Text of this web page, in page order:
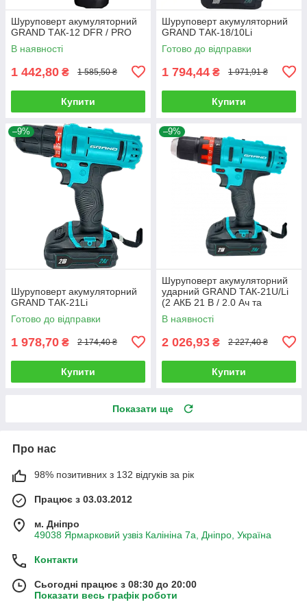
Шуруповерт акумуляторний
GRAND ТАК-12 DFR / PRO
В наявності
1 442,80 ₴ 1 585,50 ₴
Купити
Шуруповерт акумуляторний
GRAND ТАК-18/10Li
Готово до відправки
1 794,44 ₴ 1 971,91 ₴
Купити
–9%
Шуруповерт акумуляторний
GRAND ТАК-21Li
Готово до відправки
1 978,70 ₴ 2 174,40 ₴
Купити
–9%
Шуруповерт акумуляторний
ударний GRAND ТАК-21U/Li
(2 АКБ 21 В / 2.0 Ач та
зарядне)
В наявності
2 026,93 ₴ 2 227,40 ₴
Купити
Показати ще
Про нас
98% позитивних з 132 відгуків за рік
Працює з 03.03.2012
м. Дніпро
49038 Ярмарковий узвіз Калініна 7а, Дніпро, Україна
Контакти
Сьогодні працює з 08:30 до 20:00
Показати весь графік роботи